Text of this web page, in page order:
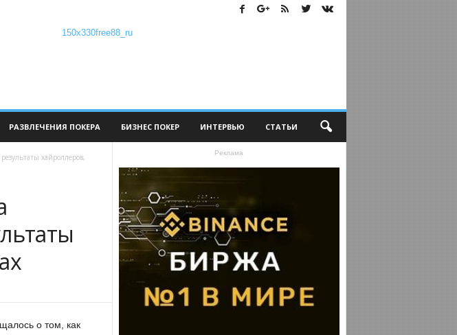
РАЗВЛЕЧЕНИЯ ПОКЕРА БИЗНЕС ПОКЕР ИНТЕРВЬЮ СТАТЬИ
хайроллеров,
о том, как
Реклама